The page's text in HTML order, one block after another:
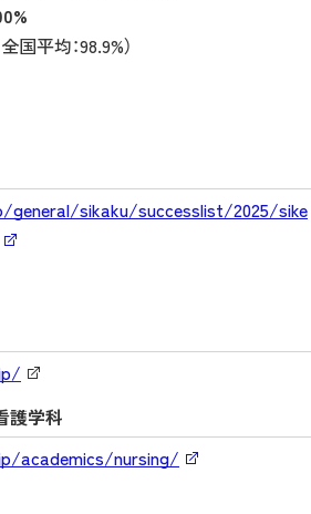
国平均：98.9%）
general/sikaku/successlist/2025/sike
護学科
academics/nursing/